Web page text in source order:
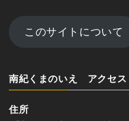
このサイトについて
南紀くまのいえ アクセス
住所